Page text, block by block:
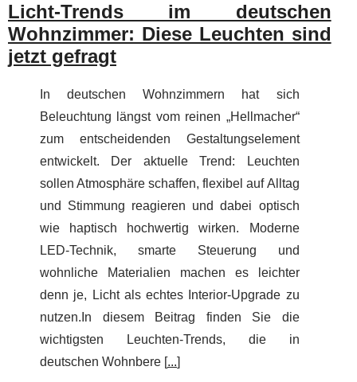
Licht-Trends im deutschen
Wohnzimmer: Diese Leuchten sind
jetzt gefragt
In deutschen Wohnzimmern hat sich
Beleuchtung längst vom reinen „Hellmacher“
zum entscheidenden Gestaltungselement
entwickelt. Der aktuelle Trend: Leuchten
sollen Atmosphäre schaffen, flexibel auf Alltag
und Stimmung reagieren und dabei optisch
wie haptisch hochwertig wirken. Moderne
LED-Technik, smarte Steuerung und
wohnliche Materialien machen es leichter
denn je, Licht als echtes Interior-Upgrade zu
nutzen.In diesem Beitrag finden Sie die
wichtigsten Leuchten-Trends, die in
deutschen Wohnbere [...]